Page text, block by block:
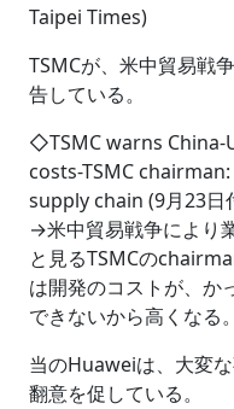
Taipei Times)
TSMCが、米中貿易戦
告している。
◇TSMC warns China-
costs-TSMC
supply chain (9月23日
→米中貿易戦争により
と見るTSMCの
は開発のコストが、か
できないから高くなる
当のHuaweiは、大変
翻意を促している。